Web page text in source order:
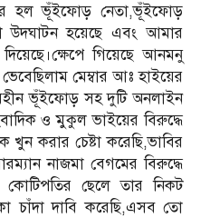
হল ভূঁইফোড় নেতা,ভূঁইফোড়
উদঘাটন হয়েছে এবং আমার
গিয়েছে আনমনু
মেম্বার আঃ হাইয়ের
ভূঁইফোড় সহ দুটি অনলাইন
ও মুকুল ভাইয়ের বিরুদ্ধে
করার চেষ্টা করেছি,ভাবির
নাজমা বেগমের বিরুদ্ধে
ছেলে তার নিকট
চাঁদা দাবি করেছি,এসব তো